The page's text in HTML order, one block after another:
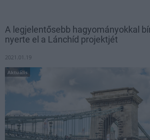
A legjelentősebb hagyományokkal
nyerte el a Lánchíd projektjét
2021.01.19
Aktuális